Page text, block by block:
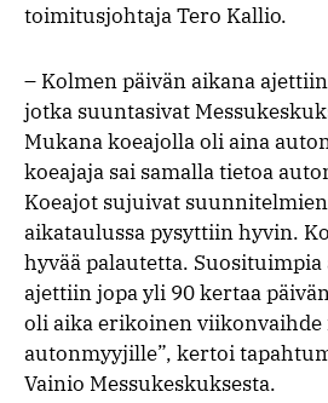
toimitusjohtaja Tero Kallio.
– Kolmen päivän aikana
jotka suuntasivat
Mukana koeajolla oli aina
koeajaja sai samalla tietoa
Koeajot sujuivat
aikataulussa pysyttiin hyvin.
hyvää palautetta.
ajettiin jopa yli 90 kertaa
oli aika erikoinen viikonvaihde
autonmyyjille”, kertoi
Vainio Messukeskuksesta.